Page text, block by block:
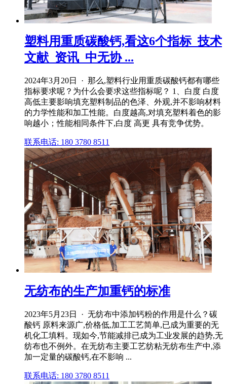
塑料用重质碳酸钙,看这6个指标_技术
文献_资讯_中无协 ...
2024年3月20日 · 那么,塑料行业用重质碳酸钙都有哪些
指标要求呢？为什么会要求这些指标呢？ 1、白度 白度
高低主要影响填充塑料制品的色泽、外观,并不影响材料
的力学性能和加工性能。白度越高,对填充塑料着色的影
响越小；性能相同条件下,白度 高更 具有竞争优势。
联系电话: 180 3780 8511
无纺布的生产加重钙的标准
2023年5月23日 · 无纺布中添加钙粉的作用是什么？碳
酸钙 原料来源广,价格低,加工工艺简单,已成为重要的无
机化工填料。现如今,节能减排已成为工业发展的趋势,无
纺布也不例外。在无纺布主要工艺纺粘无纺布生产中,添
加一定量的碳酸钙,在不影响 ...
联系电话: 180 3780 8511